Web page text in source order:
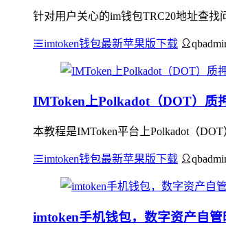
针对用户关心的im钱包TRC20地址查
imtoken钱包最新苹果版下载
IMToken上Polkadot（DOT）质
本教程是IMToken平台上Polkadot（
imtoken钱包最新苹果版下载
imtoken手机钱包，数字资产自